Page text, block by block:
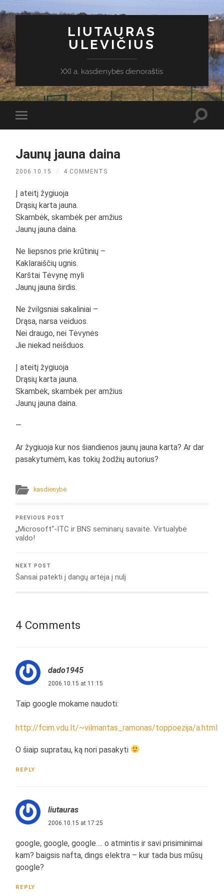
LIUTAURAS
ULEVIČIUS
XXI a. kasdienybės dienoraštis
Toggle
mobile
Jaunų jauna daina
2006.10.15 / 4 COMMENTS
Į ateitį žygiuoja
Drąsių karta jauna.
Skambėk, skambėk per amžius
Jaunų jauna daina.
Ne liepsnos prie krūtinių –
Kaklaraiščių ugnis.
Karštai Tėvynę myli
Jaunų jauna širdis.
Ne žvilgsniai sakaliniai –
Drąsa, narsa veiduos.
Nei draugo, nei Tėvynės
Jie niekad neišduos.
Į ateitį žygiuoja
Drąsių karta jauna.
Skambėk, skambėk per amžius
Jaunų jauna daina.
—
Ar žygiuoja kur nos šiandienos jaunų jauna karta? Ar dar
pasakytumėm, kas tokių žodžių autorius?
kasdienybė
PREVIOUS POST
„Microsoft“-ITC ir BNS seminarų savaitė. Virtualybė
valdo!
NEXT POST
Šansai patekti į dangų artėja į nulį
4 Comments
dado1945
2006.10.15 at 11:15
Taip google mokame naudoti:
http://fcim.vdu.lt/~vilmantas_ramonas/toppoezija/a.html
O šiaip supratau, ką nori pasakyti
REPLY
liutauras
2006.10.15 at 17:25
google, google, google…. o atmintis ir savi prisiminimai
kam? baigsis nafta, dings elektra – kur tada bus mūsų
google?
REPLY